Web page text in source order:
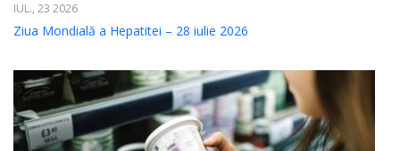
IUL., 23 2026
Ziua Mondială a Hepatitei – 28 iulie 2026